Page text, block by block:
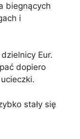
biegnących
i
Eur.
dopiero
stały się